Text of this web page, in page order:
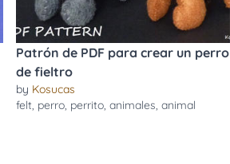
Patrón de PDF para crear un perro
de fieltro
by Kosucas
felt, perro, perrito, animales, animal